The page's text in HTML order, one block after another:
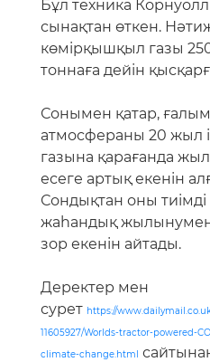
Бұл техника
сынақтан өткен.
көмірқышқыл газы
тоннаға дейін
Сонымен қатар,
атмосфераны 20 жыл
газына қарағанда
есеге артық екенін
Сондықтан оны
жаһандық жылынумен
зор екенін айтады.
Деректер мен
сурет https://
11605927/Worlds-tractor-powered-
climate-change.html